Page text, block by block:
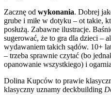
Zacznę od wykonania. Dobrej
grube i miłe w dotyku – ot takie,
posłużą. Zabawne ilustracje.
sugerować, że to gra dla dzieci –
wydawaniem takich sądów. 10+
– trzeba sprawnie czytać (bo
opanowanie wszystkiego) i
Dolina Kupców to prawie
klasyczny uznamy deckbuilding